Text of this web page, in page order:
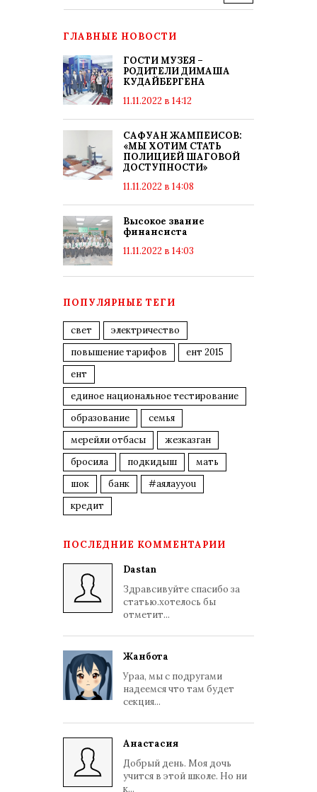
ГЛАВНЫЕ НОВОСТИ
ГОСТИ МУЗЕЯ –
РОДИТЕЛИ ДИМАША
КУДАЙБЕРГЕНА
11.11.2022 в 14:12
САФУАН ЖАМПЕИСОВ:
«МЫ ХОТИМ СТАТЬ
ПОЛИЦИЕЙ ШАГОВОЙ
ДОСТУПНОСТИ»
11.11.2022 в 14:08
Высокое звание
финансиста
11.11.2022 в 14:03
ПОПУЛЯРНЫЕ ТЕГИ
свет
электричество
повышение тарифов
ент 2015
ент
единое национальное тестирование
образование
семья
мерейли отбасы
жезказган
бросила
подкидыш
мать
шок
банк
#аялауyou
кредит
ПОСЛЕДНИЕ КОММЕНТАРИИ
Dastan
Здравсивуйте спасибо за
статью.хотелось бы
отметит...
Жанбота
Ураа, мы с подругами
надеемся что там будет
секция...
Анастасия
Добрый день. Моя дочь
учится в этой школе. Но ни
к...